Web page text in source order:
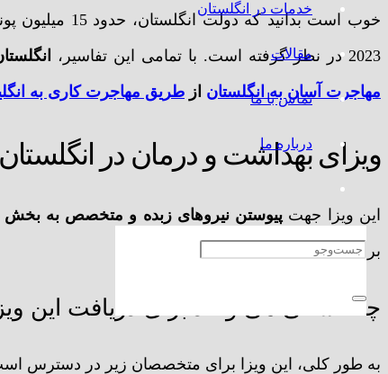
خدمات در انگلستان
مقالات
تماس با ما
درباره ما
خوب است
2023 در نظر گرفته است. با تمامی این تفاسیر،
مهاجرت آسان به انگلستان از طریق مهاجرت کاری به
ویزای بهداشت و درمان در انگلستان
این ویزا جهت پیوستن نیروهای زبده و متخصص به بخش
برای کارفرمایان معتبر هستند.
چه کسانی می‌توانند برای دریافت این
به طور کلی، این ویزا برای متخصصان زیر در دسترس